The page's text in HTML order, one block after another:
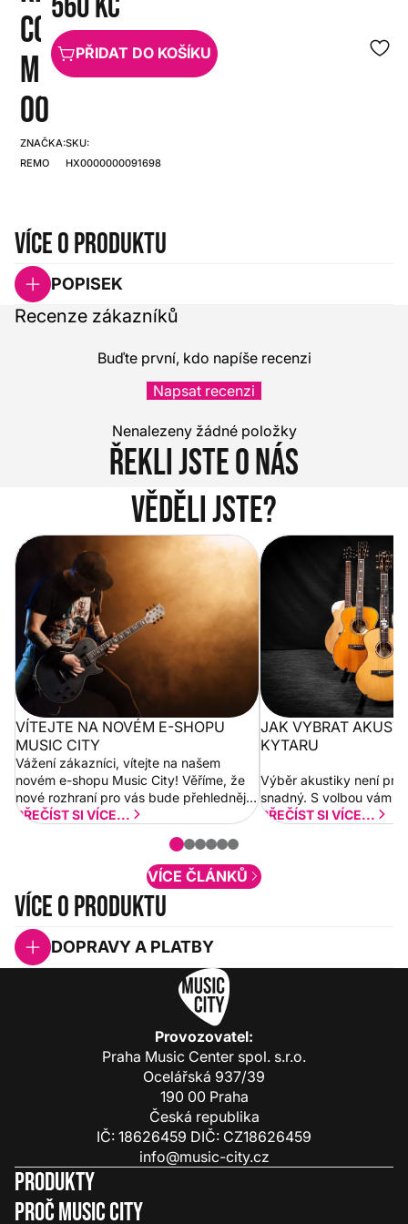
CONTROL
MF1013-
00
ZNAČKA:
REMO
SKU:
HX0000000091698
PŘIDAT DO KOŠÍKU
Více o produktu
POPISEK
Recenze zákazníků
Buďte první, kdo napíše recenzi
Napsat recenzi
Nenalezeny žádné položky
Řekli jste o nás
Věděli jste?
Vítejte na novém e-shopu Music
City
VÍTEJTE NA NOVÉM E-SHOPU
MUSIC CITY
Vážení zákazníci, vítejte na našem
novém e-shopu Music City! Věříme, že
nové rozhraní pro vás bude přehlednější
a rychlejší. Postupně budeme přidávat
PŘEČÍST SI VÍCE...
Jak vybrat
JAK VYBRAT
KYTARU
Výběr akustiky není pro
snadný. S volbou vám
PŘEČÍST SI VÍCE...
VÍCE ČLÁNKŮ
Více o produktu
DOPRAVY A PLATBY
Provozovatel:
Praha Music Center spol. s.r.o.
Ocelářská 937/39
190 00 Praha
Česká republika
IČ: 18626459 DIČ: CZ18626459
info@music-city.cz
Produkty
Proč Music City